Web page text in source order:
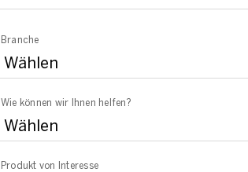
Branche
Wie können wir Ihnen helfen?
Produkt von Interesse